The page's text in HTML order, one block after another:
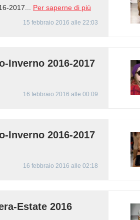
2017... Per saperne di più
15 febbraio 2016 alle 22:03
Inverno 2016-2017
16 febbraio 2016 alle 00:09
Inverno 2016-2017
16 febbraio 2016 alle 02:18
Estate 2016